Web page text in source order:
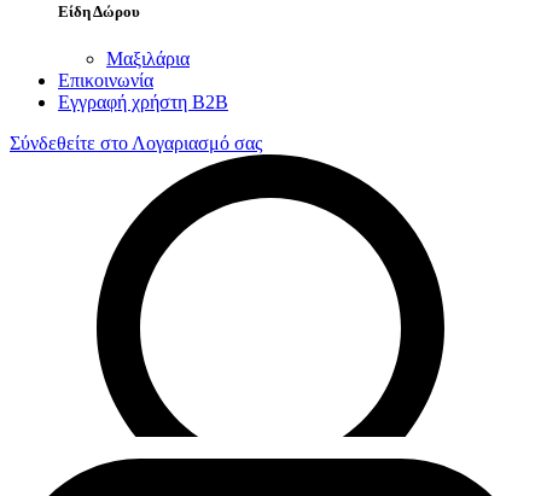
Είδη Δώρου
Μαξιλάρια
Επικοινωνία
Εγγραφή χρήστη B2B
Σύνδεθείτε στο Λογαριασμό σας